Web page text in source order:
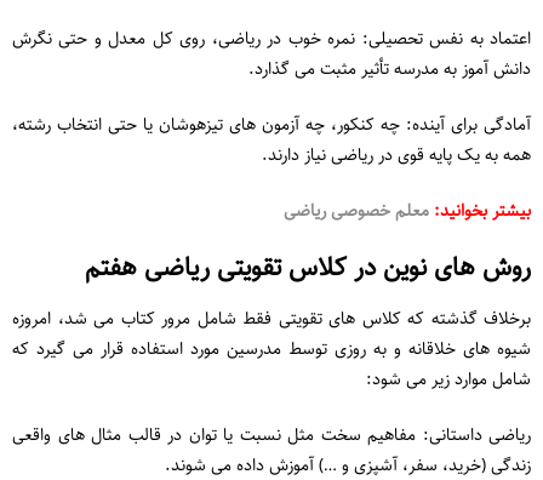
اعتماد به نفس تحصیلی: نمره خوب در ریاضی، روی کل معدل و حتی نگرش
دانش ‌آموز به مدرسه تأثیر مثبت می‌ گذارد.
آمادگی برای آینده: چه کنکور، چه آزمون‌ های تیزهوشان یا حتی انتخاب رشته،
همه به یک پایه قوی در ریاضی نیاز دارند.
بیشتر بخوانید: معلم خصوصی ریاضی
روش‌ های نوین در کلاس تقویتی ریاضی هفتم
برخلاف گذشته که کلاس‌ های تقویتی فقط شامل مرور کتاب می شد، امروزه
شیوه‌ های خلاقانه و به ‌روزی توسط مدرسین مورد استفاده قرار می گیرد که
شامل موارد زیر می ‌شود:
ریاضی داستانی: مفاهیم سخت مثل نسبت یا توان در قالب مثال‌ های واقعی
زندگی (خرید، سفر، آشپزی و …) آموزش داده می ‌شوند.